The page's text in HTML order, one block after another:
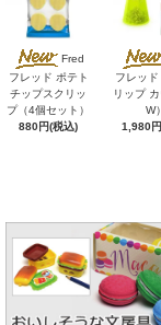
Fred
フレッド ポテト
チップスクリッ
プ（4個セット）
880円(税込)
フレッド
リップ
W）
1,980